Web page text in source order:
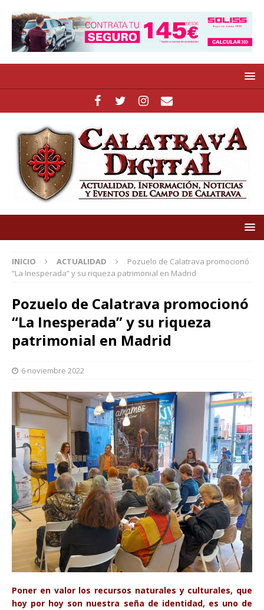
INICIO ACTUALIDAD
Pozuelo de Calatrava promocionó
“La Inesperada” y su riqueza patrimonial en Madrid
Pozuelo de Calatrava promocionó
“La Inesperada” y su riqueza
patrimonial en Madrid
6 noviembre 2022
Poner en valor los recursos naturales y culturales, que
hoy por hoy son nuestra seña de identidad, es uno de